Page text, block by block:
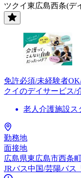
ツクイ東広島西条(デ
免許必須/未経験者
クイのデイサービス/
老人介護施設ス
勤務地
面接地
広島県東広島市西条
JRバス中国/芸陽バス